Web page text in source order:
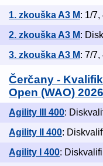
1. zkouška A3 M: 1/7,
2. zkouška A3 M:
3. zkouška A3 M: 7/7,
Čerčany -
Open (WAO) 2026
Agility III 400:
Agility II 400:
Agility I 400: